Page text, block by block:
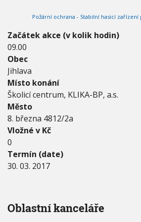
E
7
-
3
0
.
0
3
.
2
0
1
7
Požární ochrana - Stabilní hasicí zařízení
Začátek akce (v kolik hodin)
09.00
Obec
Jihlava
Místo konání
Školicí centrum, KLIKA-BP, a.s.
Město
8. března 4812/2a
Vložné v Kč
0
Termín (date)
30. 03. 2017
Oblastní kanceláře